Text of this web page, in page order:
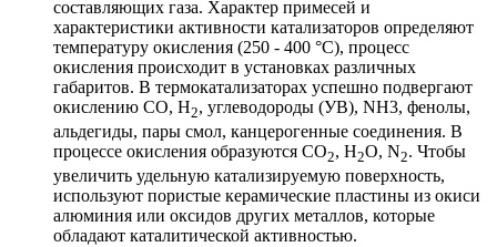
составляющих газа. Характер примесей и
характеристики активности катализаторов определяют
температуру окисления (250 - 400 °С), процесс
окисления происходит в установках различных
габаритов. В термокатализаторах успешно подвергают
окислению CO, H2, углеводороды (УВ), NH3, фенолы,
альдегиды, пары смол, канцерогенные соединения. В
процессе окисления образуются CO2, H2O, N2. Чтобы
увеличить удельную катализируемую поверхность,
используют пористые керамические пластины из окиси
алюминия или оксидов других металлов, которые
обладают каталитической активностью.